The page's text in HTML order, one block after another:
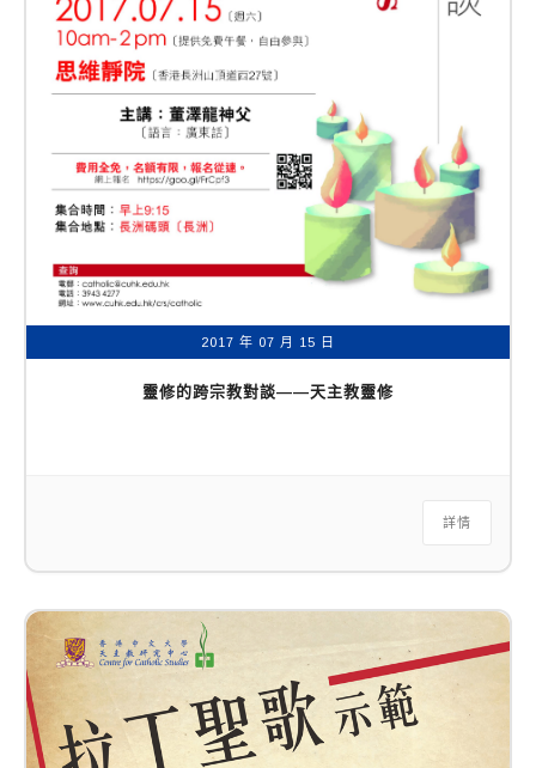
2017 年 07 月 15 日
靈修的跨宗教對談——天主教靈修
詳情